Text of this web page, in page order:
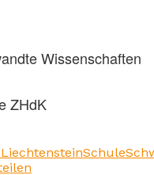
Wissenschaften
ZHdK
LiechtensteinSchule